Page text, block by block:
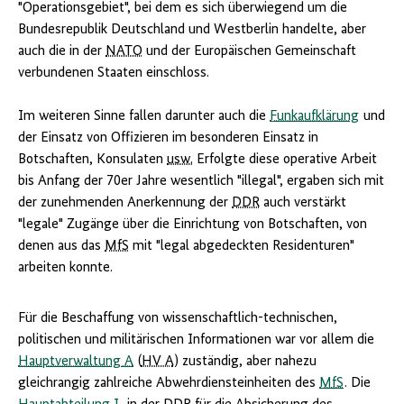
"Operationsgebiet", bei dem es sich überwiegend um die
Bundesrepublik Deutschland und Westberlin handelte, aber
auch die in der NATO und der Europäischen Gemeinschaft
verbundenen Staaten einschloss.
Im weiteren Sinne fallen darunter auch die Funkaufklärung und
der Einsatz von Offizieren im besonderen Einsatz in
Botschaften, Konsulaten usw. Erfolgte diese operative Arbeit
bis Anfang der 70er Jahre wesentlich "illegal", ergaben sich mit
der zunehmenden Anerkennung der DDR auch verstärkt
"legale" Zugänge über die Einrichtung von Botschaften, von
denen aus das MfS mit "legal abgedeckten Residenturen"
arbeiten konnte.
Für die Beschaffung von wissenschaftlich-technischen,
politischen und militärischen Informationen war vor allem die
Hauptverwaltung A (HV A) zuständig, aber nahezu
gleichrangig zahlreiche Abwehrdiensteinheiten des MfS. Die